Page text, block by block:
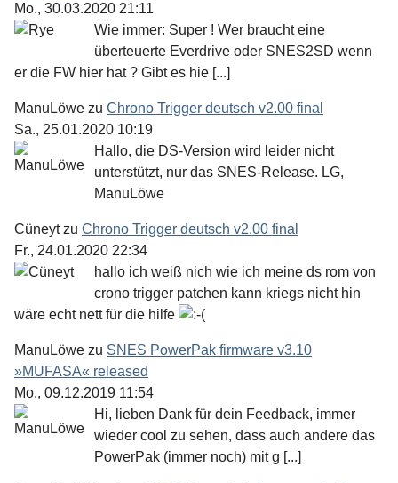
Mo., 30.03.2020 21:11
Wie immer: Super ! Wer braucht eine
überteuerte Everdrive oder SNES2SD wenn
er die FW hier hat ? Gibt es hie [...]
ManuLöwe zu Chrono Trigger deutsch v2.00 final
Sa., 25.01.2020 10:19
Hallo, die DS-Version wird leider nicht
unterstützt, nur das SNES-Release. LG,
ManuLöwe
Cüneytzu Chrono Trigger deutsch v2.00 final
Fr., 24.01.2020 22:34
hallo ich weiß nich wie ich meine ds rom von
crono trigger patchen kann kriegs nicht hin
wäre echt nett für die hilfe
ManuLöwe zu SNES PowerPak firmware v3.10
»MUFASA« released
Mo., 09.12.2019 11:54
Hi, lieben Dank für dein Feedback, immer
wieder cool zu sehen, dass auch andere das
PowerPak (immer noch) mit g [...]